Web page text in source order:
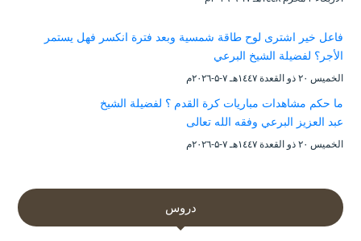
فاعل خير اشترى لوح طاقة شمسية وبعد فترة انكسر فهل يستمر
الأجر؟ لفضيلة الشيخ البرعي
الخميس ۲۰ ذو القعدة ۱٤٤۷هـ ۷-۵-۲۰۲٦م
ما حكم مشاهدات مباريات كرة القدم ؟ لفضيلة الشيخ
عبد العزيز البرعي وفقه الله تعالى
الخميس ۲۰ ذو القعدة ۱٤٤۷هـ ۷-۵-۲۰۲٦م
دروس